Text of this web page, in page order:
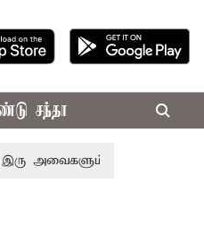
சந்தா
திங்கள்கிழமை வரை